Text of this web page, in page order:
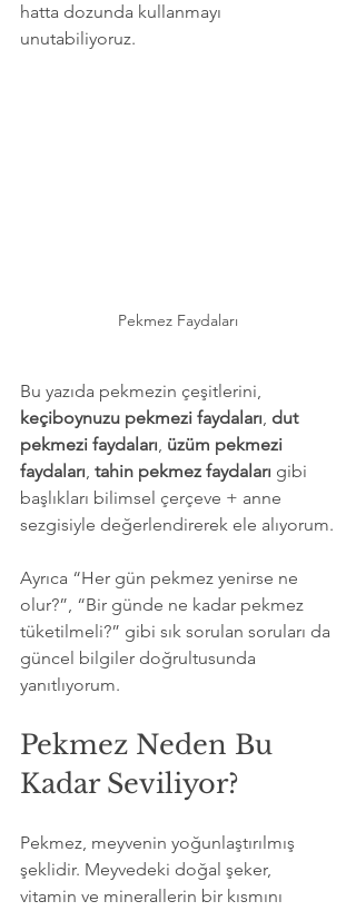
hatta dozunda kullanmayı
unutabiliyoruz.
Pekmez Faydaları
Bu yazıda pekmezin çeşitlerini,
keçiboynuzu pekmezi faydaları, dut
pekmezi faydaları, üzüm pekmezi
faydaları, tahin pekmez faydaları gibi
başlıkları bilimsel çerçeve + anne
sezgisiyle değerlendirerek ele alıyorum.
Ayrıca “Her gün pekmez yenirse ne
olur?”, “Bir günde ne kadar pekmez
tüketilmeli?” gibi sık sorulan soruları da
güncel bilgiler doğrultusunda
yanıtlıyorum.
Pekmez Neden Bu
Kadar Seviliyor?
Pekmez, meyvenin yoğunlaştırılmış
şeklidir. Meyvedeki doğal şeker,
vitamin ve minerallerin bir kısmını